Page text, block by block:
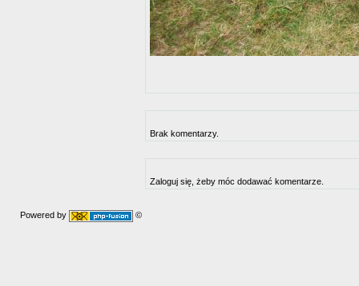
Brak komentarzy.
Zaloguj się, żeby móc dodawać komentarze.
Powered by ©